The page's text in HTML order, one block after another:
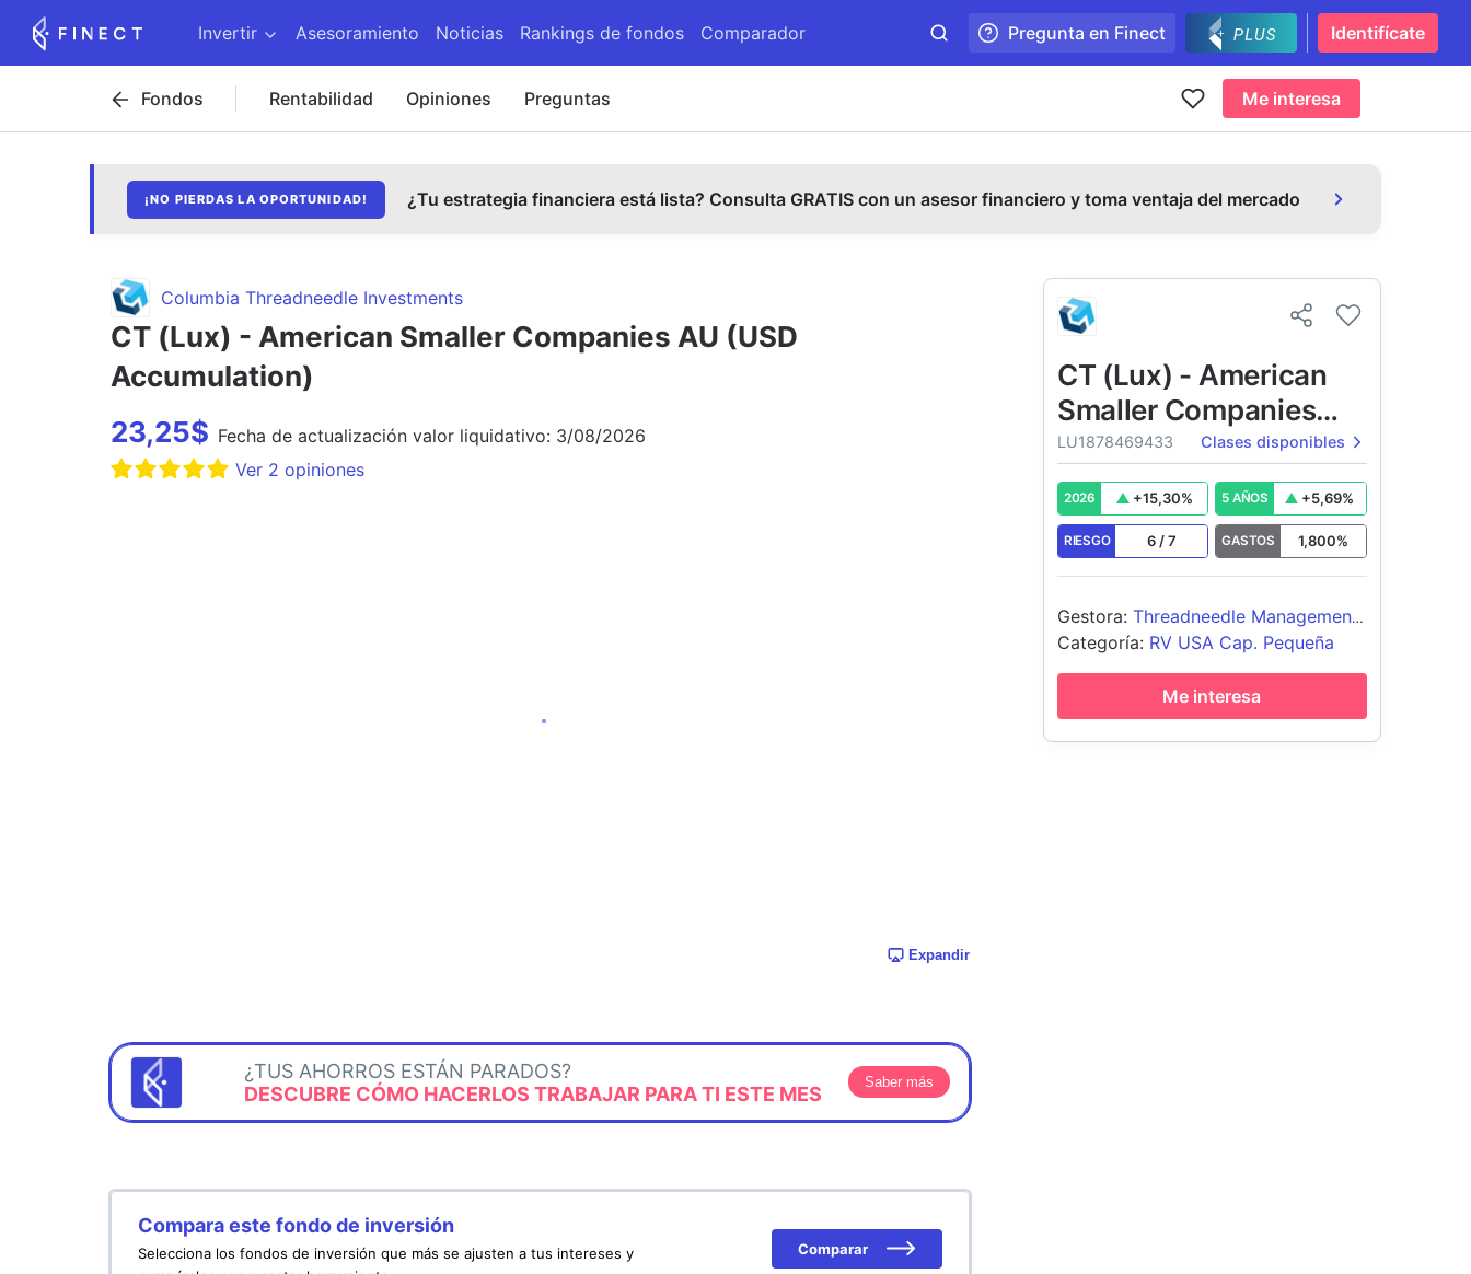
Invertir Asesoramiento Noticias Rankings de fondos Comparador Pregunta en Finect Identifícate
Fondos Rentabilidad Opiniones Preguntas Me interesa
¡NO PIERDAS LA OPORTUNIDAD! ¿Tu estrategia financiera está lista? Consulta GRATIS con un asesor financiero y toma ventaja del mercado
Columbia Threadneedle Investments
CT (Lux) - American Smaller Companies AU (USD
Accumulation)
23,25$ Fecha de actualización valor liquidativo: 3/08/2026
Ver 2 opiniones
Expandir
¿TUS AHORROS ESTÁN PARADOS?
DESCUBRE CÓMO HACERLOS TRABAJAR PARA TI ESTE MES
Saber más
Compara este fondo de inversión
Selecciona los fondos de inversión que más se ajusten a tus intereses y
Comparar
CT (Lux) - American
Smaller Companies
Fund
LU1878469433 Clases disponibles
2026 +15,30% 5 AÑOS +5,69%
RIESGO 6/7 GASTOS 1,800%
Gestora: Threadneedle Management
Luxembourg S.A.
Categoría: RV USA Cap. Pequeña
Me interesa